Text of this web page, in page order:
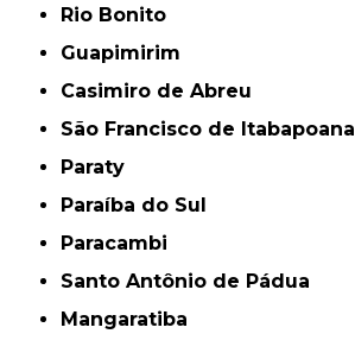
Rio Bonito
Guapimirim
Casimiro de Abreu
São Francisco de Itabapoana
Paraty
Paraíba do Sul
Paracambi
Santo Antônio de Pádua
Mangaratiba